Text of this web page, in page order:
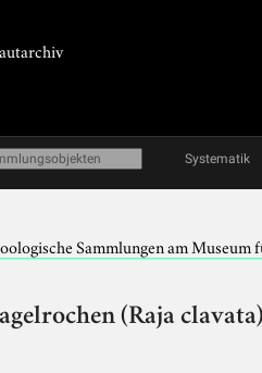
Systematik
Sammlungen am Museum
(Raja